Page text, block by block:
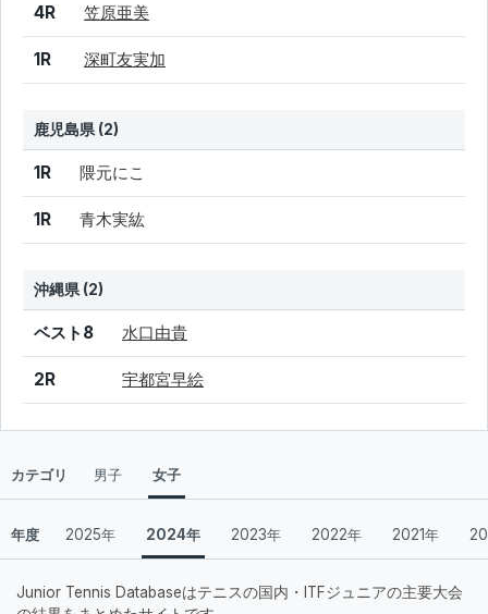
結果 シード 選手名
4R 笠原亜美
1R 深町友実加
鹿児島県 (2)
結果 シード
1R 隈元にこ
1R 青木実紘
沖縄県 (2)
結果 シード 選手名
ベスト8 水口由貴
2R 宇都宮早絵
カテゴリ 男子 女子
年度 2025年 2024年 2023年 2022年 2021年
Junior Tennis Databaseはテニスの国内・ITFジュニアの主要大会